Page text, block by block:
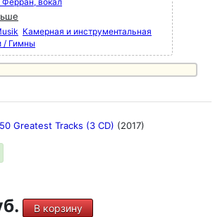
Камерная и инструментальная
/ Гимны
Greatest Tracks (3 CD) (2017)
В корзину